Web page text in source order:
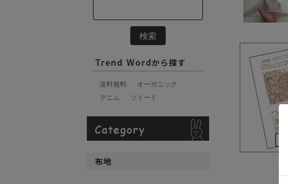
送料無料
オーガニック
デニム
ツイード